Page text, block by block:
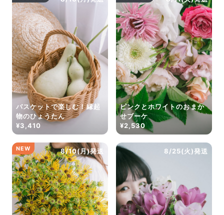
バスケットで楽しむ！縁起
物のひょうたん
¥3,410
ピンクとホワイトのおまか
せブーケ
¥2,530
8/10(月)発送
NEW 8/25(火)発送